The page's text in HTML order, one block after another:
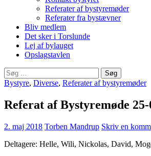
Referater af bystyremøder
Referater fra bystævner
Bliv medlem
Det sker i Torslunde
Lej af bylauget
Opslagstavlen
Søg
efter:
Bystyre, Diverse, Referater af bystyremøder
Referat af Bystyremøde 25-
2. maj 2018 Torben Mandrup Skriv en
Deltagere: Helle, Wili, Nickolas, David,